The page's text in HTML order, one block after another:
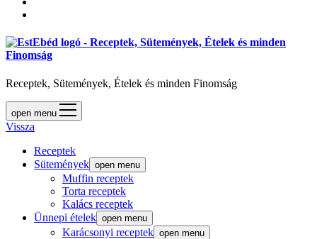
Receptek, Sütemények, Ételek és minden Finomság
open menu
Vissza
Receptek
Sütemények open menu
Muffin receptek
Torta receptek
Kalács receptek
Ünnepi ételek open menu
Karácsonyi receptek open menu